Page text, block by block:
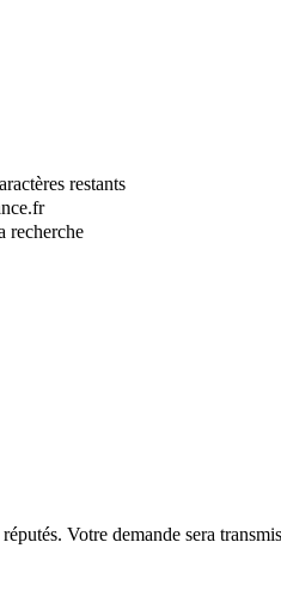
restants
recherche
Votre demande sera